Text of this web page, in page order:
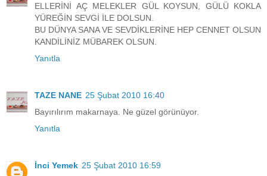
ELLERİNİ AÇ MELEKLER GÜL KOYSUN, GÜLÜ KOKLA
YÜREĞİN SEVGİ İLE DOLSUN.
BU DÜNYA SANA VE SEVDİKLERİNE HEP CENNET OLSUN
KANDİLİNİZ MÜBAREK OLSUN.
Yanıtla
TAZE NANE 25 Şubat 2010 16:40
Bayırılırım makarnaya. Ne güzel görünüyor.
Yanıtla
İnci Yemek 25 Şubat 2010 16:59